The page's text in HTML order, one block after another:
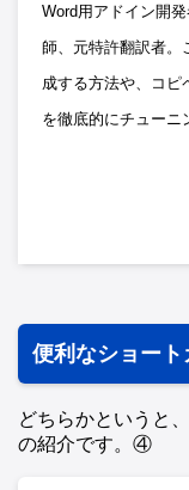
Word用アドイン開
師、元特許翻訳者。
成する方法や、コピ
を徹底的にチューニ
便利なショー
どちらかというと
の紹介です。④